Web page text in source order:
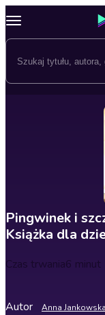
Pingwinek i
Książka dla
Czas trwania6 minut
Autor Anna Jankowska